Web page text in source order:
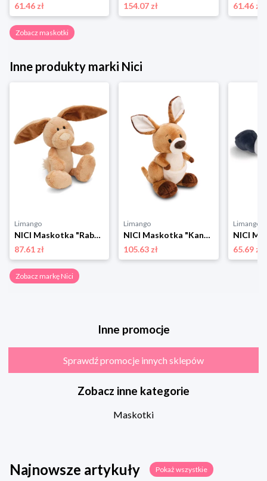
61.46 zł
154.07 zł
61.46 zł
Zobacz maskotki
Inne produkty marki Nici
Limango
NICI Maskotka "Rabbit Ralf" - 0+ rozmiar: onesize
87.61 zł
Limango
NICI Maskotka "Kangaroo Kelly" - 0+ rozmiar: onesize
105.63 zł
Limango
65.69 zł
Zobacz markę Nici
Inne promocje
Sprawdź promocje innych sklepów
Zobacz inne kategorie
Maskotki
Najnowsze artykuły Pokaż wszystkie